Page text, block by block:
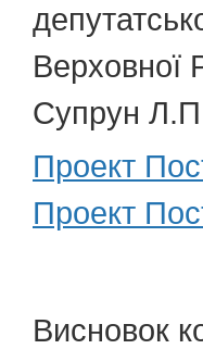
Верховної
Супрун
Проект
Проект
Висновок